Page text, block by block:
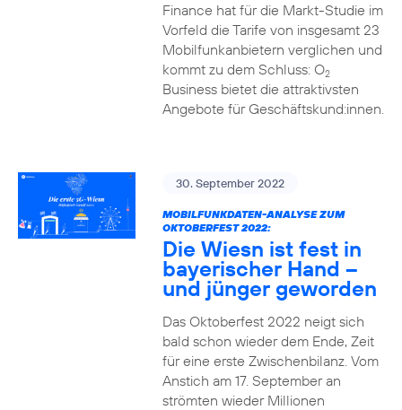
Finance hat für die Markt-Studie im
Vorfeld die Tarife von insgesamt 23
Mobilfunkanbietern verglichen und
kommt zu dem Schluss: O2
Business bietet die attraktivsten
Angebote für Geschäftskund:innen.
30. September 2022
MOBILFUNKDATEN-ANALYSE ZUM
OKTOBERFEST 2022:
Die Wiesn ist fest in
bayerischer Hand –
und jünger geworden
Das Oktoberfest 2022 neigt sich
bald schon wieder dem Ende, Zeit
für eine erste Zwischenbilanz. Vom
Anstich am 17. September an
strömten wieder Millionen